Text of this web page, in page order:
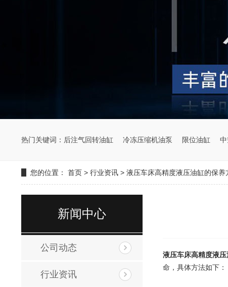
热门关键词： 后注气回转油缸 冷冻压缩机油泵 限位油缸
您的位置： 首页 > 行业资讯 > 液压车床高精度液压油缸的保养
新闻中心
公司动态
行业资讯
液压车床高精度液压
命，具体方法如下：